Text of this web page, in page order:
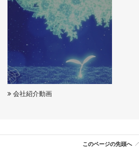
会社紹介動画
このページの先頭へ